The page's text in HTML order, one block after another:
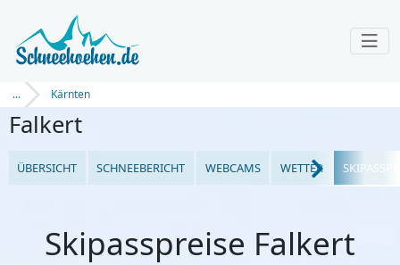
... Kärnten
Falkert
ÜBERSICHT SCHNEEBERICHT WEBCAMS WETTER
Skipasspreise Falkert